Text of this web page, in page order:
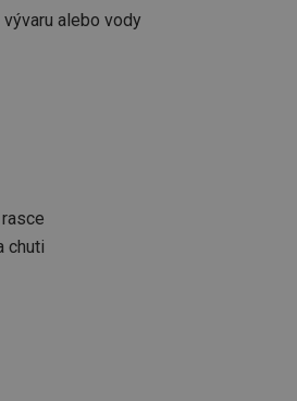
alebo vody
chuti